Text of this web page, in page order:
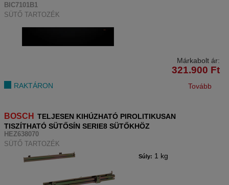
BIC7101B1
SÜTŐ TARTOZÉK
RAKTÁRON
Márkabolt ár:
321.900 Ft
Tovább
BOSCH
TELJESEN KIHÚZHATÓ PIROLITIKUSAN
TISZÍTHATÓ SÜTŐSÍN SERIE8 SÜTŐKHÖZ
HEZ638070
SÜTŐ TARTOZÉK
Súly: 1 kg